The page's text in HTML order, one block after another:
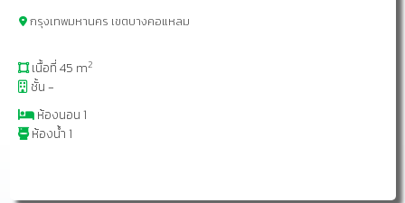
กรุงเทพมหานคร เขตบางคอแหลม
เนื้อที่ 45 m2
ชั้น -
ห้องนอน 1
ห้องน้ำ 1